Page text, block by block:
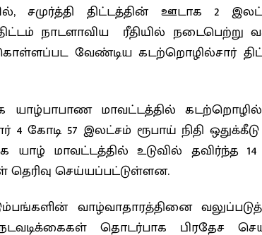
சமுர்த்தி திட்டத்தின் ஊடாக 2
நாடளாவிய ரீதியில் நடைபெற்று
வேண்டிய கடற்றொழில்சார்
யாழ்பாபாண மாவட்டத்தில்
4 கோடி 57 இலட்சம் ரூபாய் நிதி
மாவட்டத்தில் உடுவில் தவிர்ந்த
தெரிவு செய்யப்பட்டுள்ளன.
வாழ்வாதாரத்தினை
தொடர்பாக பிரதேச